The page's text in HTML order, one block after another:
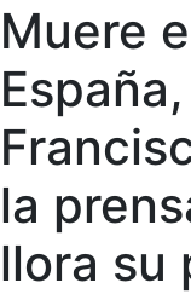
Muere
la
llora su